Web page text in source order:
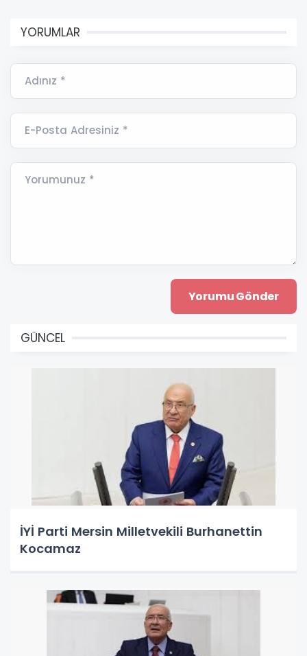
YORUMLAR
Adınız *
E-Posta Adresiniz *
Yorumunuz *
GÜNCEL
İYİ Parti Mersin Milletvekili Burhanettin
Kocamaz